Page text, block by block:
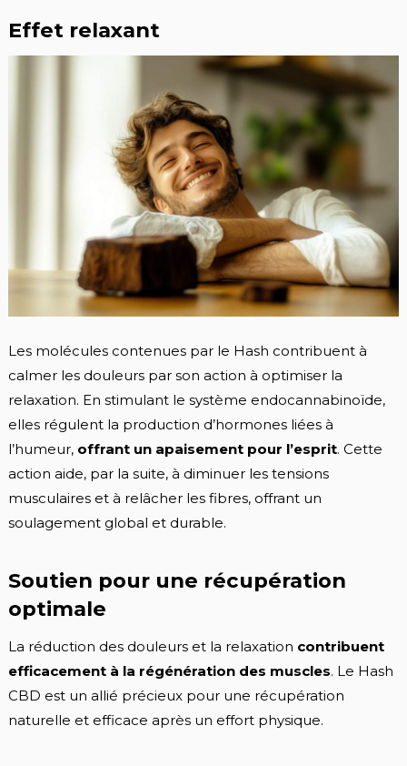
Effet relaxant
Les molécules contenues par le Hash contribuent à
calmer les douleurs par son action à optimiser la
relaxation. En stimulant le système endocannabinoïde,
elles régulent la production d’hormones liées à
l’humeur, offrant un apaisement pour l’esprit. Cette
action aide, par la suite, à diminuer les tensions
musculaires et à relâcher les fibres, offrant un
soulagement global et durable.
Soutien pour une récupération
optimale
La réduction des douleurs et la relaxation contribuent
efficacement à la régénération des muscles. Le Hash
CBD est un allié précieux pour une récupération
naturelle et efficace après un effort physique.